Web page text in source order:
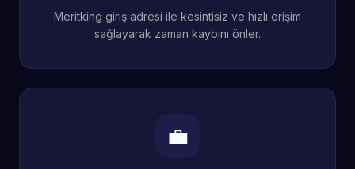
Meritking giriş adresi ile kesintisiz ve hızlı erişim
sağlayarak zaman kaybını önler.
💼